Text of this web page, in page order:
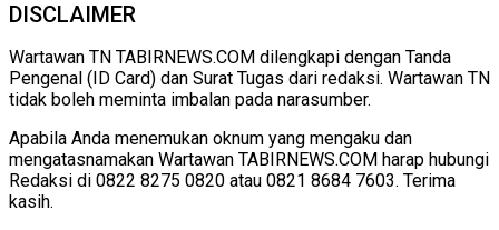
DISCLAIMER
Wartawan TN TABIRNEWS.COM dilengkapi dengan Tanda
Pengenal (ID Card) dan Surat Tugas dari redaksi. Wartawan TN
tidak boleh meminta imbalan pada narasumber.
Apabila Anda menemukan oknum yang mengaku dan
mengatasnamakan Wartawan TABIRNEWS.COM harap hubungi
Redaksi di 0822 8275 0820 atau 0821 8684 7603. Terima
kasih.